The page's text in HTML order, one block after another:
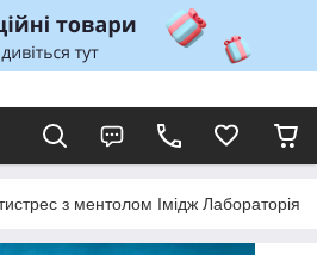
з ментолом Імідж Лабораторія